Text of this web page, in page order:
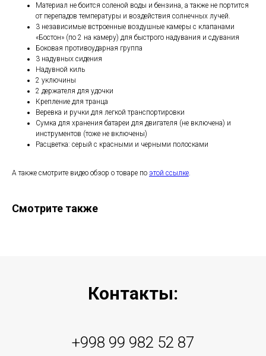
Материал не боится соленой воды и бензина, а также не портится
от перепадов температуры и воздействия солнечных лучей.
3 независимые встроенные воздушные камеры с клапанами
«Бостон» (по 2 на камеру) для быстрого надувания и сдувания
Боковая противоударная группа
3 надувных сидения
Надувной киль
2 уключины
2 держателя для удочки
Крепление для транца
Веревка и ручки для легкой транспортировки
Сумка для хранения батареи для двигателя (не включена) и
инструментов (тоже не включены)
Расцветка: серый с красными и черными полосками
А также смотрите видео обзор о товаре по этой ссылке.
Смотрите также
Контакты:
+998 99 982 52 87